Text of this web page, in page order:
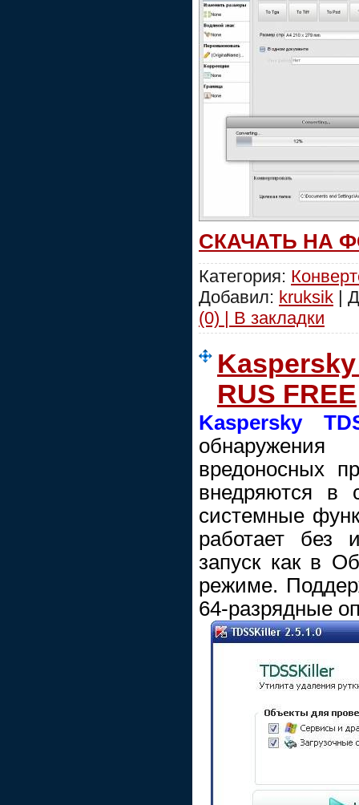
СКАЧАТЬ НА
Категория:
Добавил: kruksik |
(0) | В закладки
RUS FREE
Kaspersky
вредоносных
внедряются в
системные
работает без
запуск как в
режиме.
64-разрядные